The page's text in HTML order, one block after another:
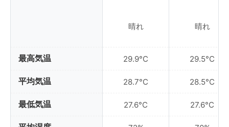
最高気温
平均気温
最低気温
晴れ
29.9°C
28.7°C
27.6°C
晴れ
29.5°C
28.5°C
27.6°C